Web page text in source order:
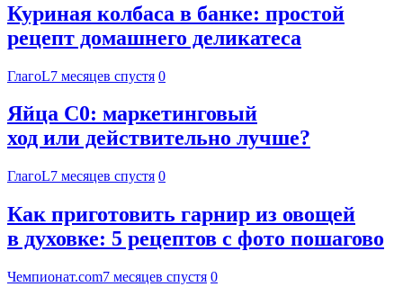
Куриная колбаса в банке: простой
рецепт домашнего деликатеса
ГлагоL7 месяцев спустя 0
Яйца С0: маркетинговый
ход или действительно лучше?
ГлагоL7 месяцев спустя 0
Как приготовить гарнир из овощей
в духовке: 5 рецептов с фото пошагово
Чемпионат.com7 месяцев спустя 0